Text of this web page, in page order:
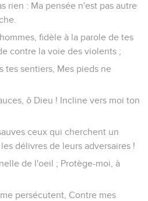
rien : Ma pensée n'est pas autre
fidèle à la parole de tes
contre la voie des violents ;
tes sentiers, Mes pieds ne
ô Dieu ! Incline vers moi ton
ceux qui cherchent un
délivres de leurs adversaires !
de l'oeil ; Protège-moi, à
persécutent, Contre mes